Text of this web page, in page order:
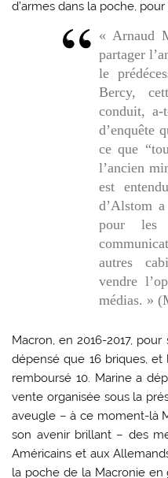
d’armes dans la poche,
« Arnaud
partager
le
Bercy,
conduit,
d’enquête
ce que
l’ancien
est
d’Alstom
pour les
autres
vendre
médias. »
Macron, en 2016-2017,
dépensé que 16 briques,
remboursé 10. Marine a
vente organisée sous la
aveugle – à ce moment-là
son avenir brillant – des
Américains et aux
la poche de la Macronie